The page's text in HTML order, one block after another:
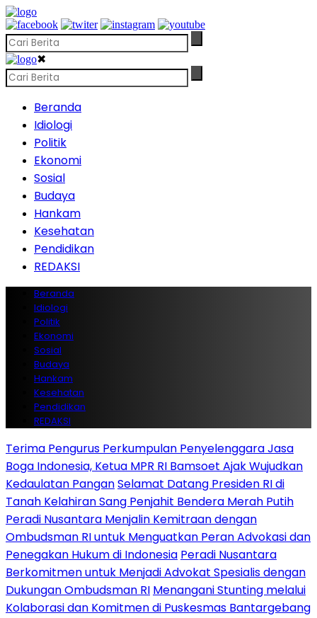
✖
Beranda
Idiologi
Politik
Ekonomi
Sosial
Budaya
Hankam
Kesehatan
Pendidikan
REDAKSI
Beranda
Idiologi
Politik
Ekonomi
Sosial
Budaya
Hankam
Kesehatan
Pendidikan
REDAKSI
Terima Pengurus Perkumpulan Penyelenggara Jasa
Boga Indonesia, Ketua MPR RI Bamsoet Ajak Wujudkan
Kedaulatan PanganSelamat Datang Presiden RI di
Tanah Kelahiran Sang Penjahit Bendera Merah Putih
Peradi Nusantara Menjalin Kemitraan dengan
Ombudsman RI untuk Menguatkan Peran Advokasi dan
Penegakan Hukum di Indonesia Peradi Nusantara
Berkomitmen untuk Menjadi Advokat Spesialis dengan
Dukungan Ombudsman RI Menangani Stunting melalui
Kolaborasi dan Komitmen di Puskesmas Bantargebang